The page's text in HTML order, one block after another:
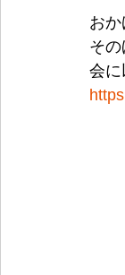
お
そ
会に